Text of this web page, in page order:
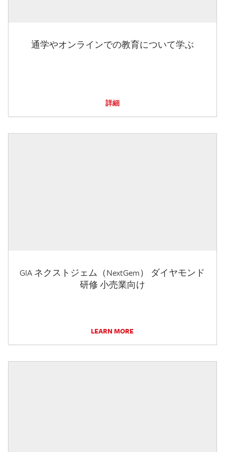
通学やオンラインでの教育について学ぶ
詳細
GIA ネクストジェム（NextGem） ダイヤモンド
研修 小売業向け
LEARN MORE